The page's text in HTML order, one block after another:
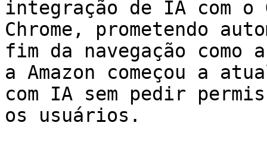
integração de IA com o
Chrome, prometendo
fim da navegação como
a Amazon começou a
com IA sem pedir
os usuários.